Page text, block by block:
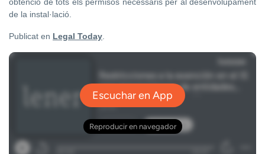
de la instal·lació.
Publicat en Legal Today